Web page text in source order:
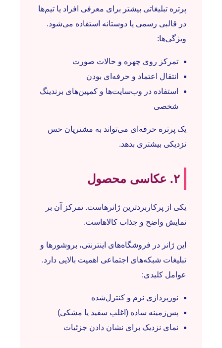
پرتره تبلیغاتی بیشتر برای معرفی افراد یا تیم‌ها
در قالبی رسمی یا دوستانه استفاده می‌شود.
ویژگی‌ها:
تمرکز روی چهره و حالات صورت
انتقال اعتماد و حرفه‌ای بودن
استفاده در وب‌سایت‌ها و کمپین‌های برندینگ
شخصی
یک پرتره حرفه‌ای می‌تواند به مشتریان حس
نزدیکی بیشتری بدهد.
۲. عکاسی محصول
یکی از پرکاربردترین ژانرهاست. تمرکز آن بر
نمایش واضح و جذاب کالاهاست.
این ژانر در فروشگاه‌های اینترنتی، بروشورها و
تبلیغات شبکه‌های اجتماعی اهمیت بالایی دارد.
عوامل کلیدی:
نورپردازی نرم و کنترل‌شده
پس‌زمینه ساده (اغلب سفید یا مشکی)
نمای نزدیک برای نشان دادن جزئیات